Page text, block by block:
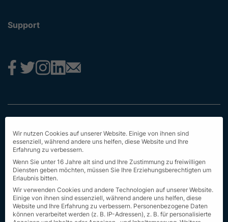
Support
Impressum
Datenschutz
AGB
Erstinformation
Nachhaltigkeit
Seit Sitemap
Wir nutzen Cookies auf unserer Website. Einige von ihnen sind
essenziell, während andere uns helfen, diese Website und Ihre
Erfahrung zu verbessern.
Wenn Sie unter 16 Jahre alt sind und Ihre Zustimmung zu freiwilligen
Diensten geben möchten, müssen Sie Ihre Erziehungsberechtigten um
Erlaubnis bitten.
Wir verwenden Cookies und andere Technologien auf unserer Website.
Einige von ihnen sind essenziell, während andere uns helfen, diese
Website und Ihre Erfahrung zu verbessern. Personenbezogene Daten
können verarbeitet werden (z. B. IP-Adressen), z. B. für personalisierte